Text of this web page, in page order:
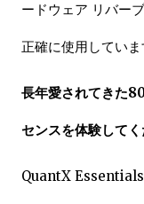
ードウェア リバー
正確に使用していま
長年愛されてきた
センスを体験して
QuantX Essentials